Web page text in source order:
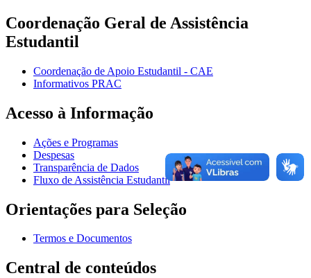
Coordenação Geral de Assistência
Estudantil
Coordenação de Apoio Estudantil - CAE
Informativos PRAC
Acesso à Informação
Ações e Programas
Despesas
Transparência de Dados
Fluxo de Assistência Estudantil
Orientações para Seleção
Termos e Documentos
Central de conteúdos